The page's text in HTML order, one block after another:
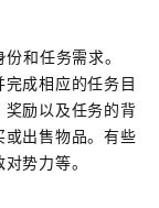
和任务需求。
成相应的任务目
励以及任务的背
出售物品。有些
势力等。